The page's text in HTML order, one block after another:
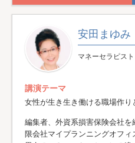
安田まゆみ
マネーセラピスト
講演テーマ
女性が生き生き働ける職場作
編集者、外資系損害保険会社
限会社マイプランニングオフ